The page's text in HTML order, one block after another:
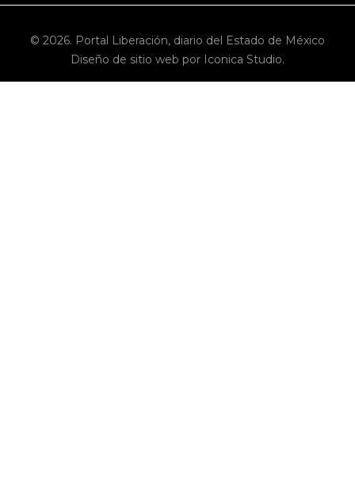
© 2026. Portal Liberación, diario del Estado de México
Diseño de sitio web por Iconica Studio.